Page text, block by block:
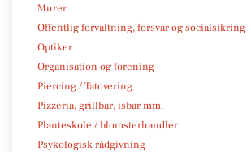
Murer
Offentlig forvaltning, forsvar og socialsikring
Optiker
Organisation og forening
Piercing / Tatovering
Pizzeria, grillbar, isbar mm.
Planteskole / blomsterhandler
Psykologisk rådgivning